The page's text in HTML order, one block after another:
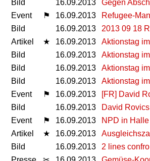
Bild 16.09.2013
Gegen
Event ⚑ 16.09.2013
Refugee-
Bild 16.09.2013
2013 09 18
Artikel ★ 16.09.2013
Aktionstag
Bild 16.09.2013
Aktionstag
Bild 16.09.2013
Aktionstag
Bild 16.09.2013
Aktionstag
Event ⚑ 16.09.2013
[FR] David
Bild 16.09.2013
David
Event ⚑ 16.09.2013
NPD in
Artikel ★ 16.09.2013
Bild 16.09.2013
2 lines